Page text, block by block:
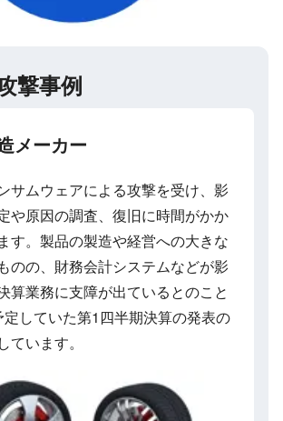
撃事例
メーカー
サムウェアによる攻撃を受け、影
や原因の調査、復旧に時間がかか
す。製品の製造や経営への大きな
のの、財務会計システムなどが影
算業務に支障が出ているとのこと
していた第1四半期決算の発表の
ています。